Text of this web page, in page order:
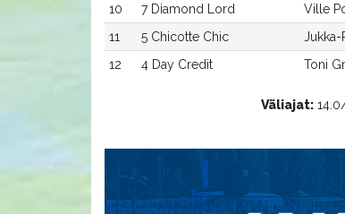
10
7 Diamond Lord Ville
11
5 Chicotte Chic Jukka-
12
4 Day Credit Toni
Väliajat: